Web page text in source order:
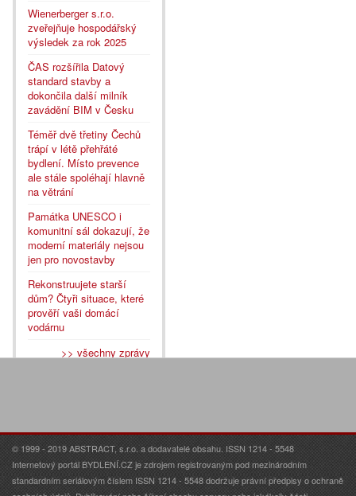
Wienerberger s.r.o.
zveřejňuje hospodářský
výsledek za rok 2025
ČAS rozšířila Datový
standard stavby a
dokončila další milník
zavádění BIM v Česku
Téměř dvě třetiny Čechů
trápí v létě přehřáté
bydlení. Místo prevence
ale stále spoléhají hlavně
na větrání
Památka UNESCO i
komunitní sál dokazují, že
moderní materiály nejsou
jen pro novostavby
Rekonstruujete starší
dům? Čtyři situace, které
prověří vaši domácí
vodárnu
>> všechny zprávy
© 1999 - 2019 ABSTRACT, s.r.o. a dodavatelé obsahu. ISSN 1214 - 5548
Internetový portál BYDLENÍ.CZ je zdrojem registrovaným pod mezinárodním
standardním seriálovým číslem ISSN 1214 - 5548 dodržuje právní předpisy o ochraně